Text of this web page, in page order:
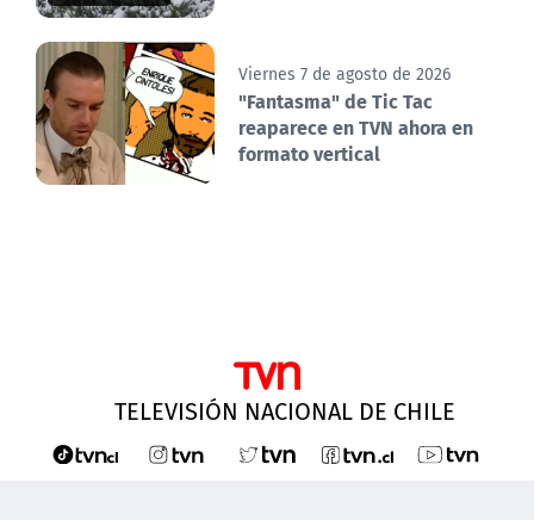
Viernes 7 de agosto de 2026
"Fantasma" de Tic Tac
reaparece en TVN ahora en
formato vertical
TELEVISIÓN NACIONAL DE CHILE